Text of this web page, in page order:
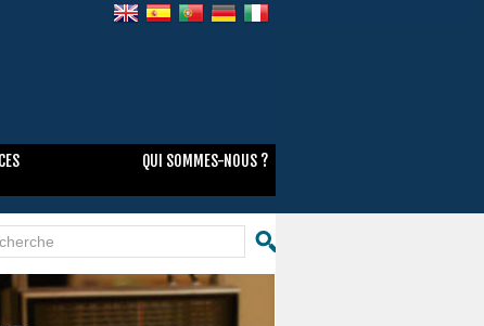
QUI SOMMES-NOUS ?